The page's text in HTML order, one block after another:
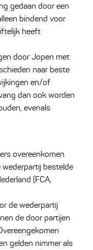
gedaan door een
bindend voor
heeft
door Jopen met
naar beste
en/of
dan ook worden
evenals
overeenkomen
bestelde
(FCA,
de wederpartij
de door partijen
gelden nimmer als